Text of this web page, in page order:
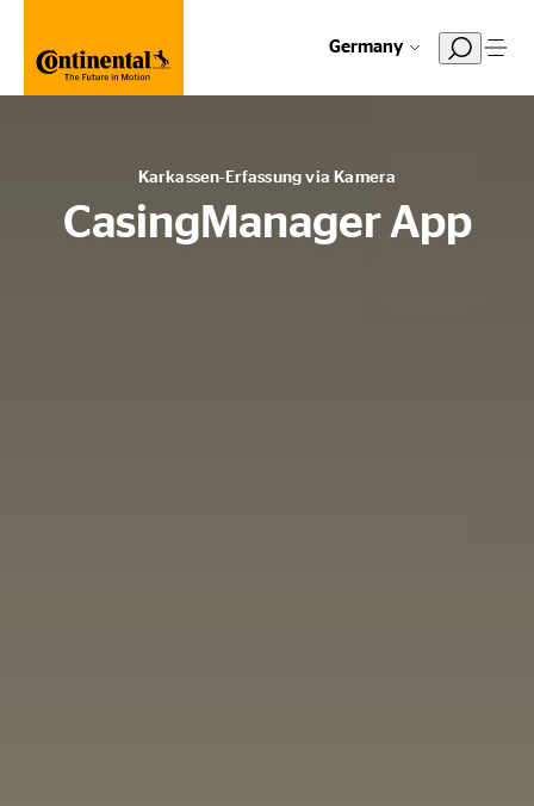
Germany
Karkassen-Erfassung via Kamera
CasingManager App